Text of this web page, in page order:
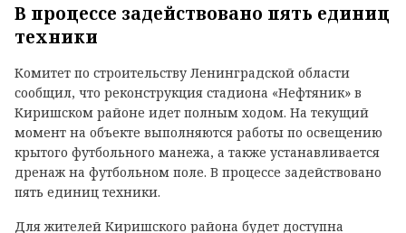
В процессе задействовано пять единиц
техники
Комитет по строительству Ленинградской области
сообщил, что реконструкция стадиона «Нефтяник» в
Киришском районе идет полным ходом. На текущий
момент на объекте выполняются работы по освещению
крытого футбольного манежа, а также устанавливается
дренаж на футбольном поле. В процессе задействовано
пять единиц техники.
Для жителей Киришского района будет доступна